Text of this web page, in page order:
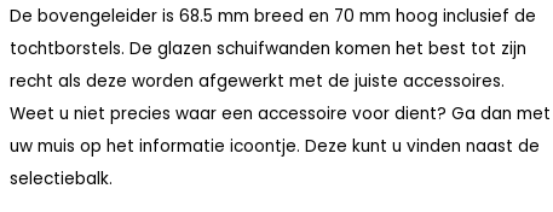
De bovengeleider is 68.5 mm breed en 70 mm hoog inclusief de
tochtborstels. De glazen schuifwanden komen het best tot zijn
recht als deze worden afgewerkt met de juiste accessoires.
Weet u niet precies waar een accessoire voor dient? Ga dan met
uw muis op het informatie icoontje. Deze kunt u vinden naast de
selectiebalk.